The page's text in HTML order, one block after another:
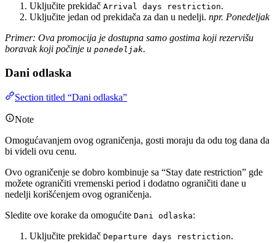
Uključite prekidač Arrival days restriction.
Uključite jedan od prekidača za dan u nedelji. npr. Ponedeljak
Primer: Ova promocija je dostupna samo gostima koji rezervišu
boravak koji počinje u ponedeljak.
Dani odlaska
Section titled “Dani odlaska”
Note
Omogućavanjem ovog ograničenja, gosti moraju da odu tog dana da
bi videli ovu cenu.
Ovo ograničenje se dobro kombinuje sa “Stay date restriction” gde
možete ograničiti vremenski period i dodatno ograničiti dane u
nedelji korišćenjem ovog ograničenja.
Sledite ove korake da omogućite Dani odlaska:
Uključite prekidač Departure days restriction.